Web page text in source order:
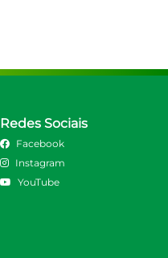
Redes Sociais
Facebook
Instagram
YouTube